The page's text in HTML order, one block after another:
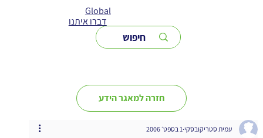
Global
דברו איתנו
חזרה למאגר הידע
עמית סטריקובסקי 1 בספט׳ 2006